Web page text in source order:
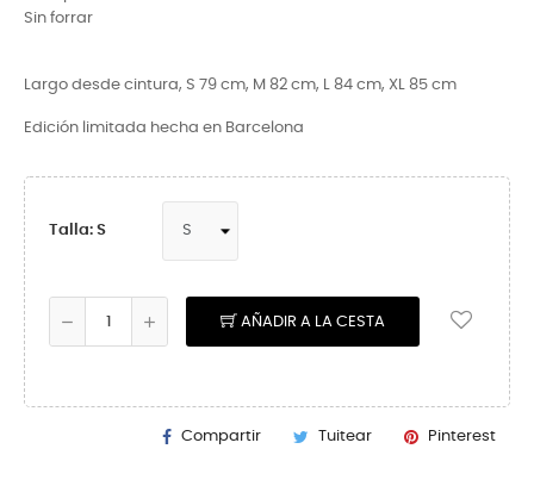
Sin forrar
Largo desde cintura, S 79 cm, M 82 cm, L 84 cm, XL 85 cm
Edición limitada hecha en Barcelona
Talla: S
AÑADIR A LA CESTA
Compartir Tuitear Pinterest